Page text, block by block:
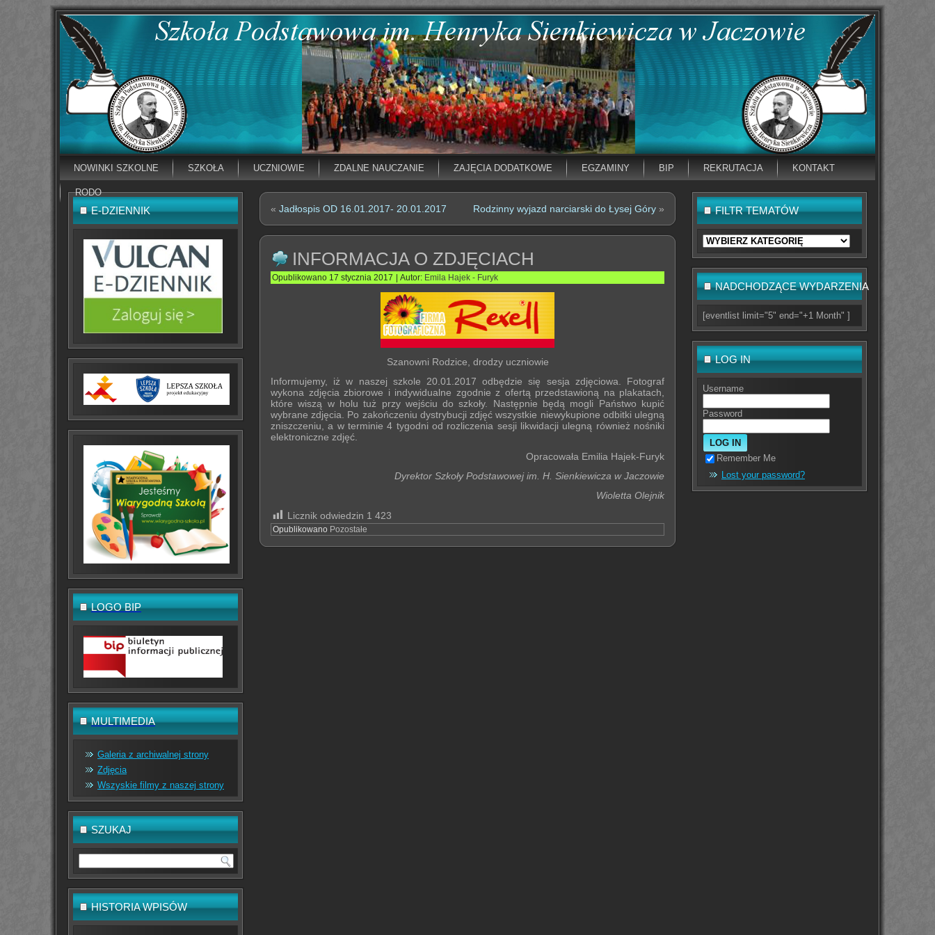
NOWINKI SZKOLNE SZKOŁA UCZNIOWIE ZDALNE NAUCZANIE ZAJĘCIA DODATKOWE EGZAMINY BIP REKRUTACJA KONTAKT
RODO
E-DZIENNIK
LOGO BIP
MULTIMEDIA
Galeria z archiwalnej strony
Zdjęcia
Wszyskie filmy z naszej strony
SZUKAJ
HISTORIA WPISÓW
« Jadłospis OD 16.01.2017- 20.01.2017 Rodzinny wyjazd narciarski do Łysej Góry »
INFORMACJA O ZDJĘCIACH
Opublikowano 17 stycznia 2017 Autor: Emila Hajek - Furyk
Szanowni Rodzice, drodzy uczniowie
Informujemy, iż w naszej szkole 20.01.2017 odbędzie się sesja zdjęciowa. Fotograf
wykona zdjęcia zbiorowe i indywidualne zgodnie z ofertą przedstawioną na plakatach,
które wiszą w holu tuż przy wejściu do szkoły. Następnie będą mogli Państwo kupić
wybrane zdjęcia. Po zakończeniu dystrybucji zdjęć wszystkie niewykupione odbitki ulegną
zniszczeniu, a w terminie 4 tygodni od rozliczenia sesji likwidacji ulegną również nośniki
elektroniczne zdjęć.
Opracowała Emilia Hajek-Furyk
Dyrektor Szkoły Podstawowej im. H. Sienkiewicza w Jaczowie
Wioletta Olejnik
Licznik odwiedzin 1 423
Opublikowano Pozostałe
FILTR TEMATÓW
Filtr
tematów
NADCHODZĄCE WYDARZENIA
[eventlist limit="5" end="+1 Month" ]
LOG IN
Username
Password
Remember Me
Lost your password?